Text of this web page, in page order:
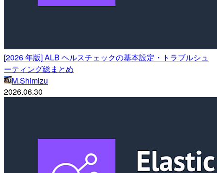
[2026 年版] ALB ヘルスチェックの基本設定・トラブルシュ
ーティング総まとめ
M.Shimizu
2026.06.30